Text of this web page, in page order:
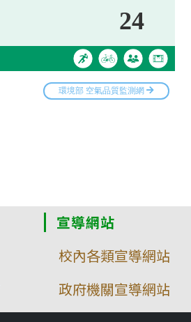
宣導網站
校內各類宣導網站
政府機關宣導網站